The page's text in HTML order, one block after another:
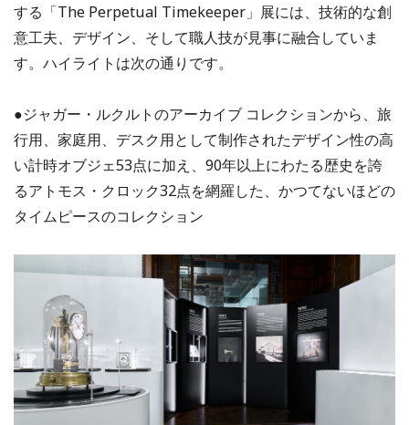
する「The Perpetual Timekeeper」展には、技術的な創
意工夫、デザイン、そして職人技が見事に融合していま
す。ハイライトは次の通りです。
●ジャガー・ルクルトのアーカイブ コレクションから、旅
行用、家庭用、デスク用として制作されたデザイン性の高
い計時オブジェ53点に加え、90年以上にわたる歴史を誇
るアトモス・クロック32点を網羅した、かつてないほどの
タイムピースのコレクション